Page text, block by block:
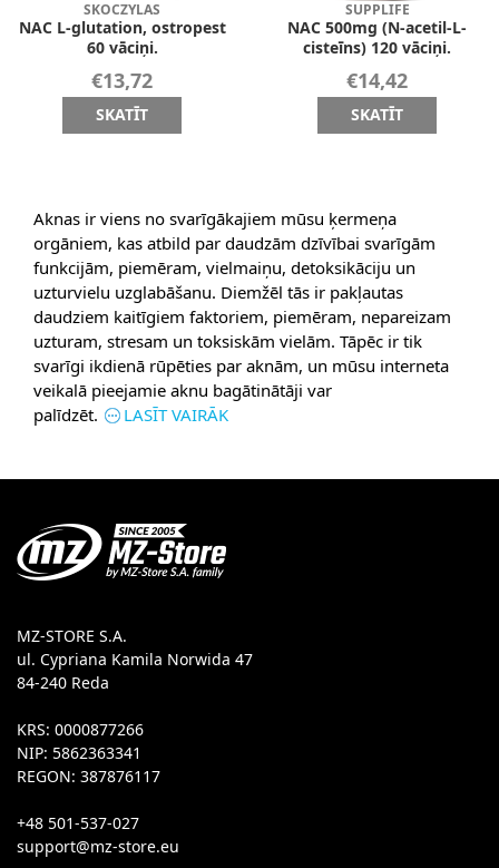
SKOCZYLAS
NAC L-glutation, ostropest
60 vāciņi.
€13,72
SKATĪT
SUPPLIFE
NAC 500mg (N-acetil-L-
cisteīns) 120 vāciņi.
€14,42
SKATĪT
Aknas ir viens no svarīgākajiem mūsu ķermeņa
orgāniem, kas atbild par daudzām dzīvībai svarīgām
funkcijām, piemēram, vielmaiņu, detoksikāciju un
uzturvielu uzglabāšanu. Diemžēl tās ir pakļautas
daudziem kaitīgiem faktoriem, piemēram, nepareizam
uzturam, stresam un toksiskām vielām. Tāpēc ir tik
svarīgi ikdienā rūpēties par aknām, un mūsu interneta
veikalā pieejamie aknu bagātinātāji var
palīdzēt.
LASĪT VAIRĀK
MZ-STORE S.A.
ul. Cypriana Kamila Norwida 47
84-240 Reda
KRS: 0000877266
NIP: 5862363341
REGON: 387876117
+48 501-537-027